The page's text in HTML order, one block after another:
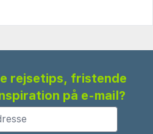
rejsetips, fristende
på e-mail?